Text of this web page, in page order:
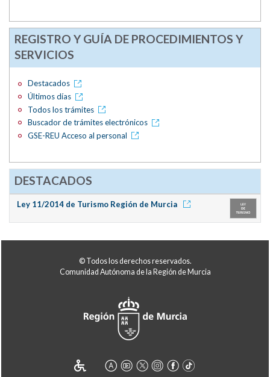
REGISTRO Y GUÍA DE PROCEDIMIENTOS Y
SERVICIOS
Destacados
Últimos días
Todos los trámites
Buscador de trámites electrónicos
GSE-REU Acceso al personal
DESTACADOS
Ley 11/2014 de Turismo Región de Murcia
© Todos los derechos reservados.
Comunidad Autónoma de la Región de Murcia